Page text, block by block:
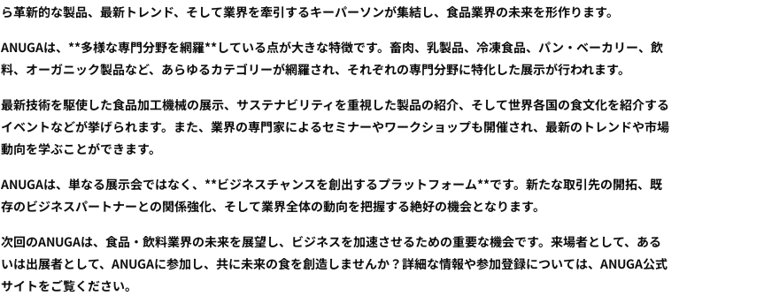
ら革新的な製品、最新トレンド、そして業界を牽引するキーパーソンが集結し、食品業界の未来を形作ります。
ANUGAは、**多様な専門分野を網羅**している点が大きな特徴です。畜肉、乳製品、冷凍食品、パン・ベーカリー、飲
料、オーガニック製品など、あらゆるカテゴリーが網羅され、それぞれの専門分野に特化した展示が行われます。
最新技術を駆使した食品加工機械の展示、サステナビリティを重視した製品の紹介、そして世界各国の食文化を紹介する
イベントなどが挙げられます。また、業界の専門家によるセミナーやワークショップも開催され、最新のトレンドや市場
動向を学ぶことができます。
ANUGAは、単なる展示会ではなく、**ビジネスチャンスを創出するプラットフォーム**です。新たな取引先の開拓、既
存のビジネスパートナーとの関係強化、そして業界全体の動向を把握する絶好の機会となります。
次回のANUGAは、食品・飲料業界の未来を展望し、ビジネスを加速させるための重要な機会です。来場者として、ある
いは出展者として、ANUGAに参加し、共に未来の食を創造しませんか？詳細な情報や参加登録については、ANUGA公式
サイトをご覧ください。